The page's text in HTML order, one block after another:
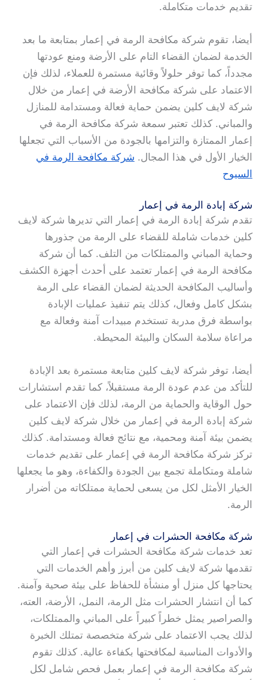
تقديم خدمات متكاملة.
أيضا، تقوم شركة مكافحة الرمة في إعمار بمتابعة ما بعد
الخدمة لضمان القضاء التام على الأرضة ومنع عودتها
مجدداً، كما توفر حلولاً وقائية مستمرة للعملاء، لذلك فإن
الاعتماد على شركة مكافحة الأرضة في إعمار من خلال
شركة لايف كلين يضمن حماية فعالة ومستدامة للمنازل
والمباني. كذلك تعتبر سمعة شركة مكافحة الرمة في
إعمار الممتازة والتزامها بالجودة من الأسباب التي تجعلها
الخيار الأول في هذا المجال. شركة مكافحة الرمة في
السيوح
شركة إبادة الرمة في إعمار
تقدم شركة إبادة الرمة في إعمار التي تديرها شركة لايف
كلين خدمات شاملة للقضاء على الرمة من جذورها
وحماية المباني والممتلكات من التلف. كما أن شركة
مكافحة الرمة في إعمار تعتمد على أحدث أجهزة الكشف
وأساليب المكافحة الحديثة لضمان القضاء على الرمة
بشكل كامل وفعال، كذلك يتم تنفيذ عمليات الإبادة
بواسطة فرق مدربة تستخدم مبيدات آمنة وفعالة مع
مراعاة سلامة السكان والبيئة المحيطة.
أيضا، توفر شركة لايف كلين متابعة مستمرة بعد الإبادة
للتأكد من عدم عودة الرمة مستقبلاً، كما تقدم استشارات
حول الوقاية والحماية من الرمة، لذلك فإن الاعتماد على
شركة إبادة الرمة في إعمار من خلال شركة لايف كلين
يضمن بيئة آمنة ومحمية، مع نتائج فعالة ومستدامة. كذلك
تركز شركة مكافحة الرمة في إعمار على تقديم خدمات
شاملة ومتكاملة تجمع بين الجودة والكفاءة، وهو ما يجعلها
الخيار الأمثل لكل من يسعى لحماية ممتلكاته من أضرار
الرمة.
شركة مكافحة الحشرات في إعمار
تعد خدمات شركة مكافحة الحشرات في إعمار التي
تقدمها شركة لايف كلين من أبرز وأهم الخدمات التي
يحتاجها كل منزل أو منشأة للحفاظ على بيئة صحية وآمنة.
كما أن انتشار الحشرات مثل الرمة، النمل، الأرضة، العته،
والصراصير يمثل خطراً كبيراً على المباني والممتلكات،
لذلك يجب الاعتماد على شركة متخصصة تمتلك الخبرة
والأدوات المناسبة لمكافحتها بكفاءة عالية. كذلك تقوم
شركة مكافحة الرمة في إعمار بعمل فحص شامل لكل